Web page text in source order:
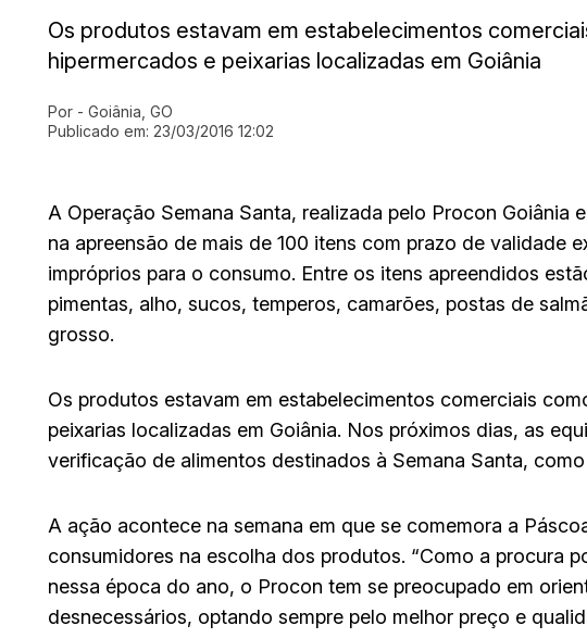
Os produtos estavam em estabelecimentos
hipermercados e peixarias localizadas em Goiânia
Ir direto pra matéria
Por - Goiânia, GO
Publicado em: 23/03/2016 12:02
A Operação Semana Santa, realizada pelo Procon Goiânia
na apreensão de mais de 100 itens com prazo de validade
impróprios para o consumo. Entre os itens apreendidos
pimentas, alho, sucos, temperos, camarões, postas de
grosso.
Os produtos estavam em estabelecimentos comerciais
peixarias localizadas em Goiânia. Nos próximos dias, as
verificação de alimentos destinados à Semana Santa,
A ação acontece na semana em que se comemora a
consumidores na escolha dos produtos. “Como a procura
nessa época do ano, o Procon tem se preocupado em
desnecessários, optando sempre pelo melhor preço e